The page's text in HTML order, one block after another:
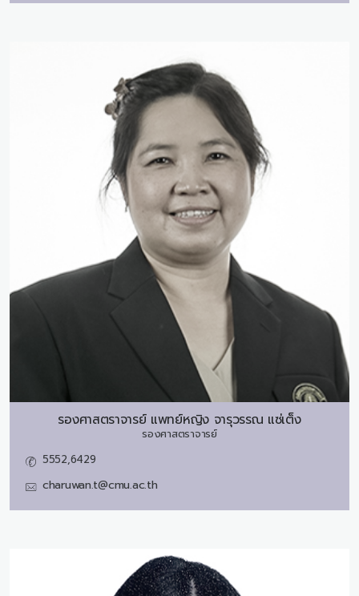
รองศาสตราจารย์ แพทย์หญิง จารุวรรณ แซ่เต็ง
รองศาสตราจารย์
5552,6429
charuwan.t@cmu.ac.th